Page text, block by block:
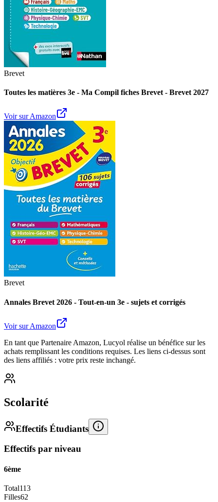
Brevet
Toutes les matières 3e - Ma Compil fiches Brevet - Brevet 2027
Voir sur Amazon
Brevet
Annales Brevet 2026 - Tout-en-un 3e - sujets et corrigés
Voir sur Amazon
En tant que Partenaire Amazon, Lucyol réalise un bénéfice sur les
achats remplissant les conditions requises. Les liens ci-dessus sont
des liens affiliés : votre prix reste inchangé.
Scolarité
Effectifs Étudiants
Effectifs par niveau
6ème
Total113
Filles62